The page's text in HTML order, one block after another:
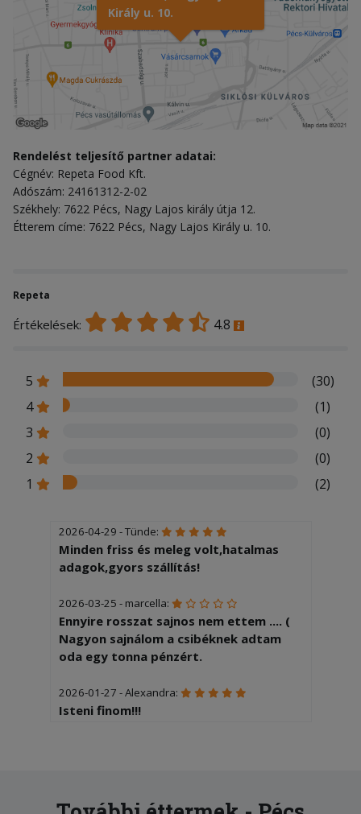
Király u. 10.
Rendelést teljesítő partner adatai:
Cégnév: Repeta Food Kft.
Adószám: 24161312-2-02
Székhely: 7622 Pécs, Nagy Lajos király útja 12.
Étterem címe: 7622 Pécs, Nagy Lajos Király u. 10.
Repeta
Értékelések: 4.8
5
(30)
4
(1)
3
(0)
2
(0)
1
(2)
2026-04-29 - Tünde:
Minden friss és meleg volt,hatalmas
adagok,gyors szállítás!
2026-03-25 - marcella:
Ennyire rosszat sajnos nem ettem .... (
Nagyon sajnálom a csibéknek adtam
oda egy tonna pénzért.
2026-01-27 - Alexandra:
Isteni finom!!!
2025-11-16 - Attila: